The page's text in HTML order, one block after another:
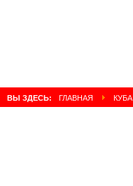
ВЫ ЗДЕСЬ: ГЛАВНАЯ КУБА